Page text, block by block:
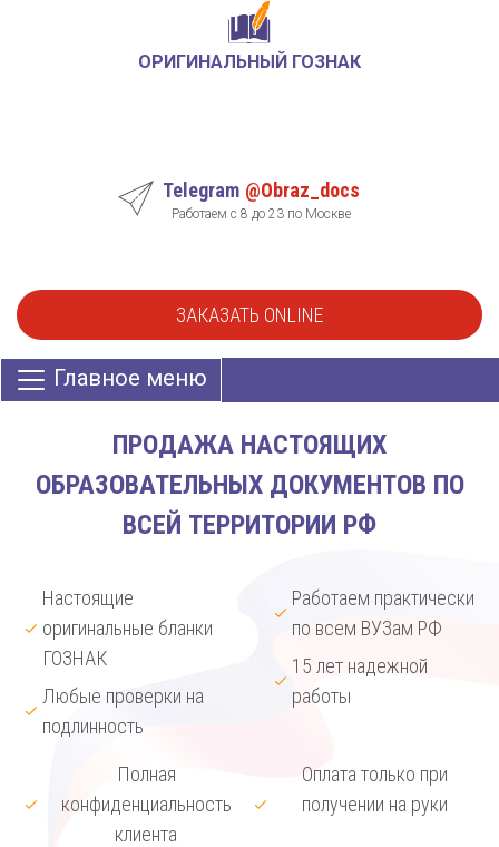
ОРИГИНАЛЬНЫЙ ГОЗНАК
Telegram @Obraz_docs
Работаем с 8 до 23 по Москве
ЗАКАЗАТЬ ONLINE
Главное меню
ПРОДАЖА НАСТОЯЩИХ
ОБРАЗОВАТЕЛЬНЫХ ДОКУМЕНТОВ ПО
ВСЕЙ ТЕРРИТОРИИ РФ
Настоящие
оригинальные бланки
ГОЗНАК
Любые проверки на
подлинность
Работаем практически
по всем ВУЗам РФ
15 лет надежной
работы
Полная
конфиденциальность
клиента
Оплата только при
получении на руки